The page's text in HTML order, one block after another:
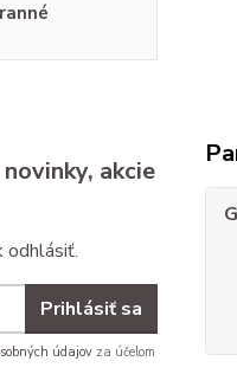
akcie
odhlásiť.
Prihlásiť sa
údajov za účelom